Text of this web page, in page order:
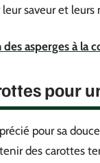
saveur et
des asperges à
pour
pour sa
des carottes